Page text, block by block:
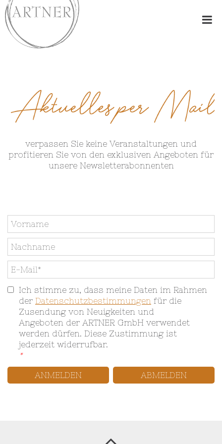
verpassen Sie keine Veranstaltungen und
profitieren Sie von den exklusiven Angeboten für
unsere Newsletterabonnenten
Ich stimme zu, dass meine Daten im Rahmen
der Datenschutzbestimmungen für die
Zusendung von Neuigkeiten und
Angeboten der ARTNER GmbH verwendet
werden dürfen. Diese Zustimmung ist
jederzeit widerrufbar.
*